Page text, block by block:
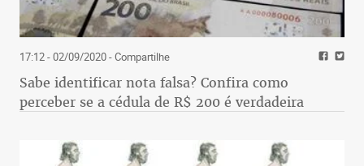
17:12 - 02/09/2020- Compartilhe
Sabe identificar nota falsa? Confira como
perceber se a cédula de R$ 200 é verdadeira